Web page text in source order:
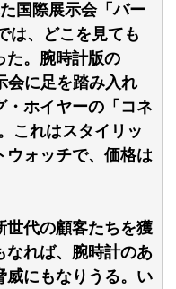
国際展示会「バー
は、どこを見ても
た。腕時計版の
会に足を踏み入れ
・ホイヤーの「コネ
これはスタイリッ
ウォッチで、価格は
世代の顧客たちを獲
なれば、腕時計のあ
威にもなりうる。い